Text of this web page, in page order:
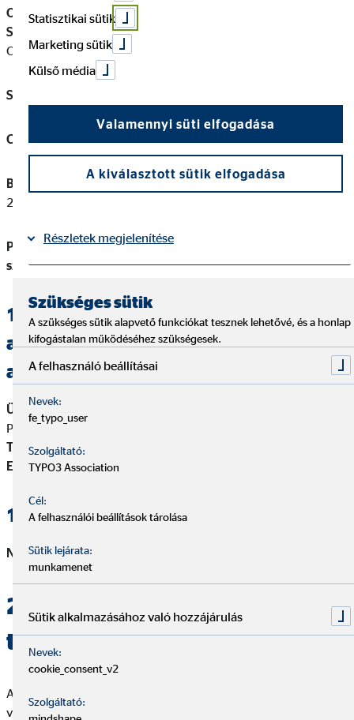
OVB Vermögensberatung Általános Biztosítási és Pénzügyi
Szolgáltató Korlátolt Felelősségű Társaság
OVB)
Székhely / levelezési cím:
Cégjegyzékszám:
Biztosításközvetítői felügyeleti nyilvántartási szám:
206012405527
Pénzügyi szolgáltatás közvetítői felügyeleti nyilvántartási
szám:13231796
1.2. Megbízott / közvetítői
alvállalkozó (gazdálkodó szervezet)
adatai
Ügyfelek fogadására nyitva álló iroda címe:
Péterfia u. 4. II/210.
Telefonszám:
E-mail cím:ramocsa.judit@ovb.hu
1.3. Természetes személy adatai
Név:Ramocsa Judit
2. Jogszabályban előírt
tájékoztatások
A gazdálkodó szervezet és az ennek keretében tevékenységet
végző természetes személy azt a közvetítői tevékenységet
Statisztikai sütik
Marketing sütik
Külső média
Valamennyi süti elfogadása
A kiválasztott sütik elfogadása
Részletek megjelenítése
Szükséges sütik
A szükséges sütik alapvető funkciókat tesznek lehetővé, és a honlap
kifogástalan működéséhez szükségesek.
A felhasználó beállításai
Nevek:
fe_typo_user
Szolgáltató:
TYPO3 Association
Cél:
A felhasználói beállítások tárolása
Sütik lejárata:
munkamenet
Sütik alkalmazásához való hozzájárulás
Nevek:
cookie_consent_v2
Szolgáltató: